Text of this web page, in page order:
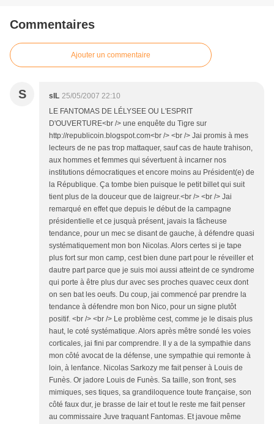
Commentaires
Ajouter un commentaire
S sIL 25/05/2007 22:10
LE FANTOMAS DE LÉLYSEE OU L'ESPRIT
D'OUVERTURE<br /> une enquête du Tigre sur
http://republicoin.blogspot.com<br /> <br /> Jai promis à mes
lecteurs de ne pas trop mattaquer, sauf cas de haute trahison,
aux hommes et femmes qui sévertuent à incarner nos
institutions démocratiques et encore moins au Président(e) de
la République. Ça tombe bien puisque le petit billet qui suit
tient plus de la douceur que de laigreur.<br /> <br /> Jai
remarqué en effet que depuis le début de la campagne
présidentielle et ce jusquà présent, javais la fâcheuse
tendance, pour un mec se disant de gauche, à défendre quasi
systématiquement mon bon Nicolas. Alors certes si je tape
plus fort sur mon camp, cest bien dune part pour le réveiller et
dautre part parce que je suis moi aussi atteint de ce syndrome
qui porte à être plus dur avec ses proches quavec ceux dont
on sen bat les oeufs. Du coup, jai commencé par prendre la
tendance à défendre mon bon Nico, pour un signe plutôt
positif. <br /> <br /> Le problème cest, comme je le disais plus
haut, le coté systématique. Alors après mêtre sondé les voies
corticales, jai fini par comprendre. Il y a de la sympathie dans
mon côté avocat de la défense, une sympathie qui remonte à
loin, à lenfance. Nicolas Sarkozy me fait penser à Louis de
Funès. Or jadore Louis de Funès. Sa taille, son front, ses
mimiques, ses tiques, sa grandiloquence toute française, son
côté faux dur, je brasse de lair et tout le reste me fait penser
au commissaire Juve traquant Fantomas. Et javoue même